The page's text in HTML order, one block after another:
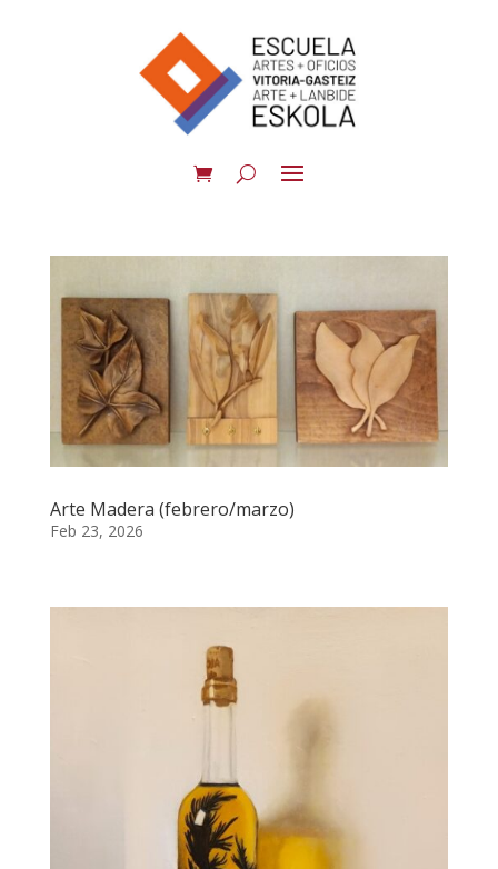
Arte Madera (febrero/marzo)
Feb 23, 2026